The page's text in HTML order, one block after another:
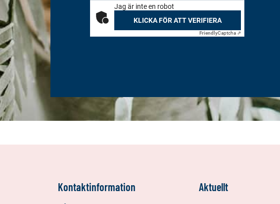
Jag är inte en robot
KLICKA FÖR ATT VERIFIERA
FriendlyCaptcha ⇗
Kontaktinformation Aktuellt